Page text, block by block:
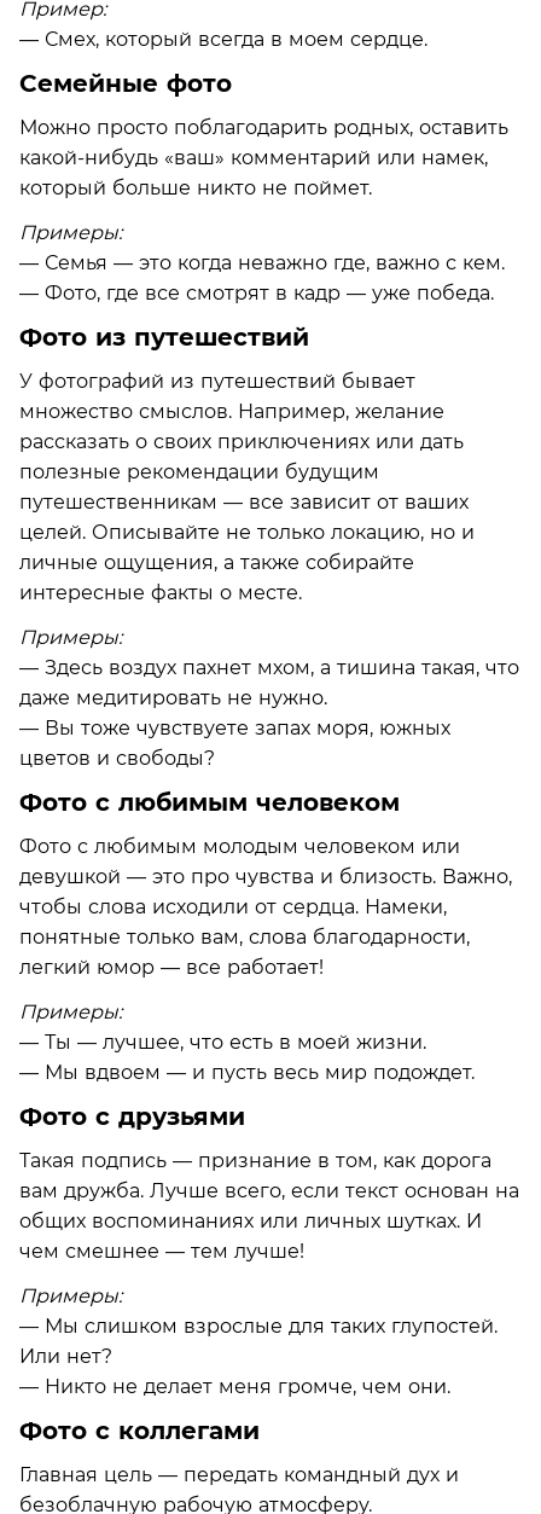
Пример:
— Смех, который всегда в моем сердце.
Семейные фото
Можно просто поблагодарить родных, оставить
какой-нибудь «ваш» комментарий или намек,
который больше никто не поймет.
Примеры:
— Семья — это когда неважно где, важно с кем.
— Фото, где все смотрят в кадр — уже победа.
Фото из путешествий
У фотографий из путешествий бывает
множество смыслов. Например, желание
рассказать о своих приключениях или дать
полезные рекомендации будущим
путешественникам — все зависит от ваших
целей. Описывайте не только локацию, но и
личные ощущения, а также собирайте
интересные факты о месте.
Примеры:
— Здесь воздух пахнет мхом, а тишина такая, что
даже медитировать не нужно.
— Вы тоже чувствуете запах моря, южных
цветов и свободы?
Фото с любимым человеком
Фото с любимым молодым человеком или
девушкой — это про чувства и близость. Важно,
чтобы слова исходили от сердца. Намеки,
понятные только вам, слова благодарности,
легкий юмор — все работает!
Примеры:
— Ты — лучшее, что есть в моей жизни.
— Мы вдвоем — и пусть весь мир подождет.
Фото с друзьями
Такая подпись — признание в том, как дорога
вам дружба. Лучше всего, если текст основан на
общих воспоминаниях или личных шутках. И
чем смешнее — тем лучше!
Примеры:
— Мы слишком взрослые для таких глупостей.
Или нет?
— Никто не делает меня громче, чем они.
Фото с коллегами
Главная цель — передать командный дух и
безоблачную рабочую атмосферу.